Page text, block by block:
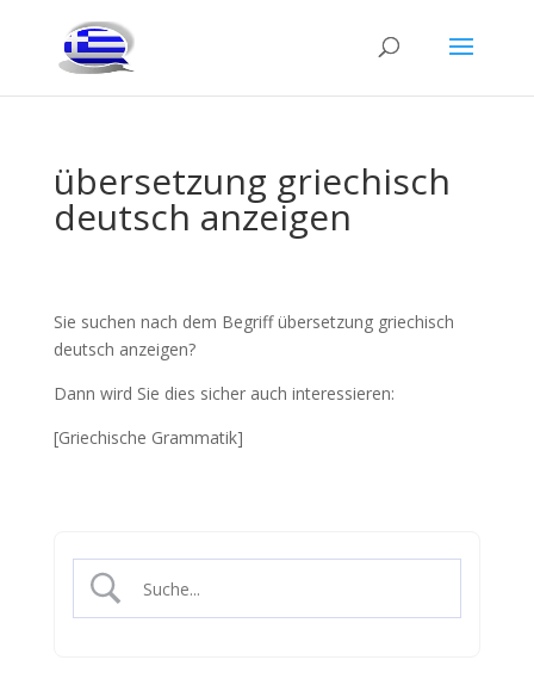
übersetzung griechisch
deutsch anzeigen
Sie suchen nach dem Begriff übersetzung griechisch
deutsch anzeigen?
Dann wird Sie dies sicher auch interessieren:
[Griechische Grammatik]